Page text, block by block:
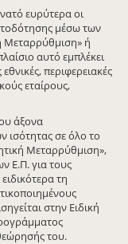
ευρύτερα οι
μέσω των
Μεταρρύθμιση» ή
αυτό εμπλέκει
περιφερειακές
εταίρους,
άξονα
ισότητας σε όλο το
Μεταρρύθμιση»,
Ε.Π. για τους
τη
στην Ειδική
του.